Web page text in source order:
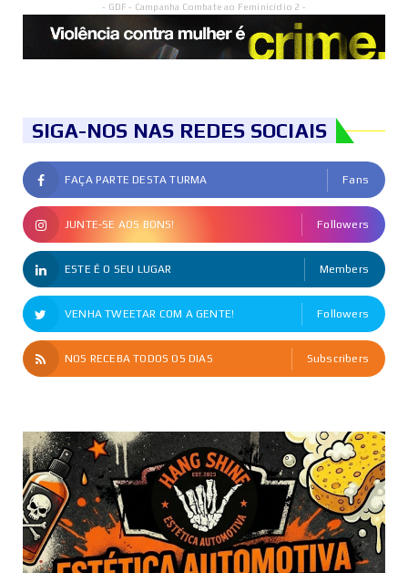
- GDF - Campanha Combate ao Feminicídio 2 -
SIGA-NOS NAS REDES SOCIAIS
FAÇA PARTE DESTA TURMA Fans
JUNTE-SE AOS BONS! Followers
ESTE É O SEU LUGAR Members
VENHA TWEETAR COM A GENTE! Followers
NOS RECEBA TODOS OS DIAS Subscribers